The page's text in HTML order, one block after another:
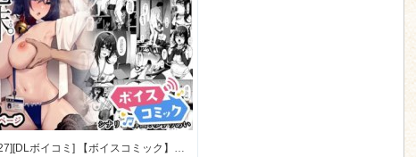
[230627][DLボイコミ] 【ボイスコミック】泡沫～裏垢ドM派遣OLオナホ調教～ [37M] [RJ01070956]